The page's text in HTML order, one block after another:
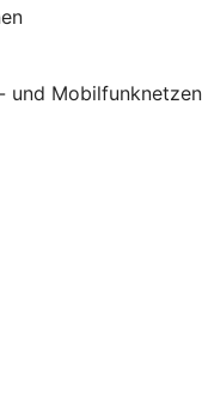
und Mobilfunknetzen